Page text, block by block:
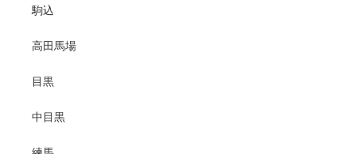
駒込
高田馬場
目黒
中目黒